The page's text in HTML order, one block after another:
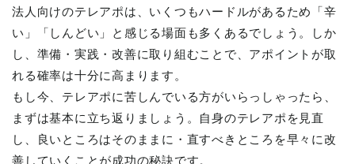
法人向けのテレアポは、いくつもハードルがあるため「辛
い」「しんどい」と感じる場面も多くあるでしょう。しか
し、準備・実践・改善に取り組むことで、アポイントが取
れる確率は十分に高まります。
もし今、テレアポに苦しんでいる方がいらっしゃったら、
まずは基本に立ち返りましょう。自身のテレアポを見直
し、良いところはそのままに・直すべきところを早々に改
善していくことが成功の秘訣です。